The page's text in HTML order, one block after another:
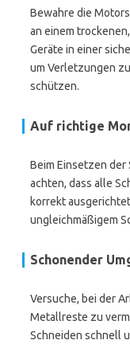
Bewahre die
an einem
Geräte in einer
um Verletzungen
schützen.
Auf richtige
Beim Einsetzen
achten, dass alle
korrekt
ungleichmäßigem
Schonender
Versuche, bei der
Metallreste zu
Schneiden schnell